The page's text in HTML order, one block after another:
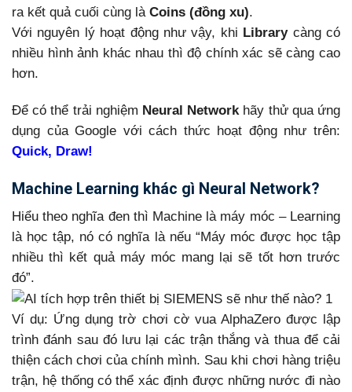
ra kết quả cuối cùng là Coins (đồng xu).
Với nguyên lý hoạt động như vậy, khi Librarycàng có
nhiều hình ảnh khác nhau thì độ chính xác sẽ càng cao
hơn.
Để có thể trải nghiệm Neural Network hãy thử qua ứng
dụng của Google với cách thức hoạt động như trên:
Quick, Draw!
Machine Learning khác gì Neural Network?
Hiểu theo nghĩa đen thì Machine là máy móc – Learning
là học tập, nó có nghĩa là nếu “Máy móc được học tập
nhiều thì kết quả máy móc mang lại sẽ tốt hơn trước
đó”.
Ví dụ: Ứng dụng trờ chơi cờ vua AlphaZero được lập
trình đánh sau đó lưu lại các trận thắng và thua để cải
thiện cách chơi của chính mình. Sau khi chơi hàng triệu
trận, hệ thống có thể xác định được những nước đi nào